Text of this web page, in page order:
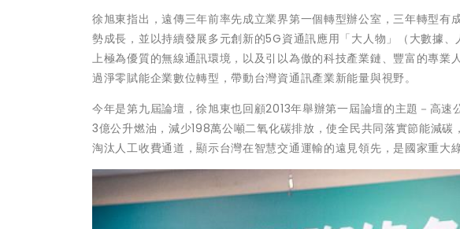
徐旭東指出，遠傳三年前率先成立業界第一個轉型辦公室，三年轉型
勢成長，並以持續發展多元創新的5G資通訊應用「大人物」（大數據
上極為優質的無線通訊環境，以及引以為傲的科技產業鏈、豐富的專
過淨零賦能企業數位轉型，帶動台灣資通訊產業新能量與視野。
今年是第九屆論壇，徐旭東也回顧2013年舉辦第一屆論壇的主題－高
3億公升燃油，減少198萬公噸二氧化碳排放，使全民共同落實節能減
淘汰人工收費通道，顯示台灣在智慧交通運輸的遠見領先，是國家重大